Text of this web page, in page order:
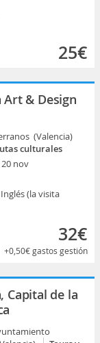
25€
Art & Design
(Valencia)
culturales
nov
(la visita
32€
+0,50€gastos gestión
Capital de la